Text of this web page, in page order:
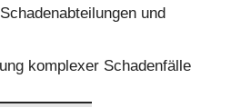
und
komplexer Schadenfälle